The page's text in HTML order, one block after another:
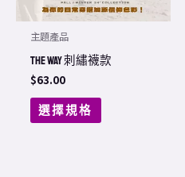
主題產品
THE WAY 刺繡襪款
$63.00
選擇規格
be
on
product